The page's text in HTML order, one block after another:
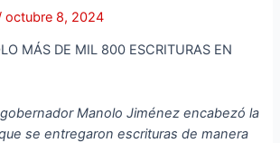
octubre 8, 2024
MÁS DE MIL 800 ESCRITURAS EN
Manolo Jiménez encabezó la
se entregaron escrituras de manera